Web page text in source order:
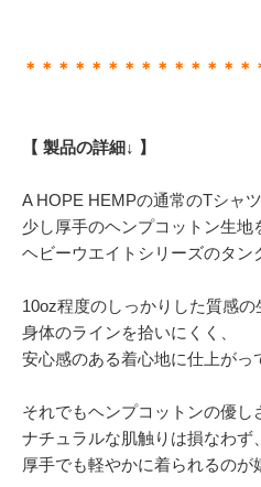
＊＊＊＊＊＊＊＊＊＊＊＊＊＊
【 製品の詳細↓ 】
A HOPE HEMPの通常のTシャ
少し厚手のヘンプコットン生地
ヘビーウエイトシリーズのタン
10oz程度のしっかりした質感の
身体のラインを拾いにくく、
安心感のある着心地に仕上がっ
それでもヘンプコットンの優し
ナチュラルな肌触りは損なわず、
厚手でも軽やかに着られるのが